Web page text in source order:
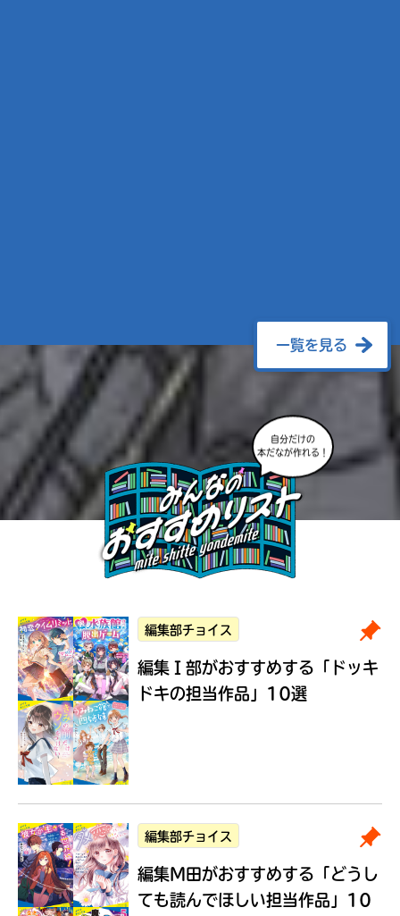
一覧を見る
自分だけの
本だなが作れる！
編集部チョイス
編集Ｉ部がおすすめする 「ドッキ
ドキの担当作品」10選
編集部チョイス
編集M田がおすすめする 「どうし
ても読んでほしい担当作品」10